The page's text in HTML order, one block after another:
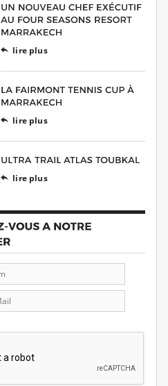
 lire plus
 lire plus
 lire plus